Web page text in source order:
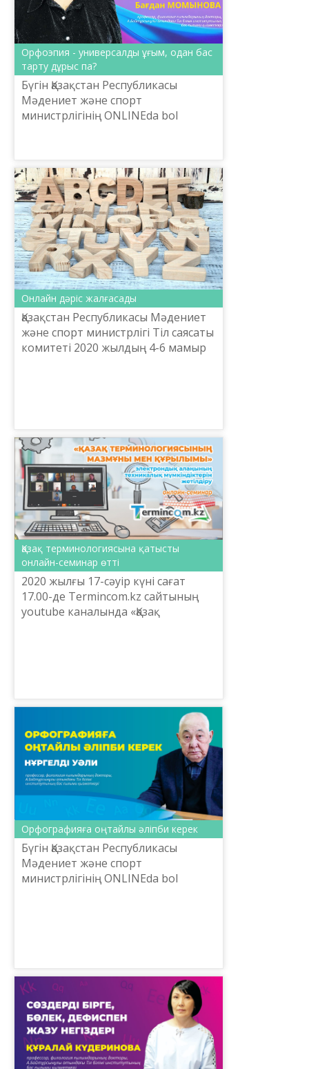
Орфоэпия - универсалды ұғым, одан бас
тарту дұрыс па?
Бүгін Қазақстан Республикасы
Мәдениет және спорт
министрлігінің ONLINEda bol
«Тіл-Қазына» ұлт...
Онлайн дәріс жалғасады
Қазақстан Республикасы Мәдениет
және спорт министрлігі Тіл саясаты
комитеті 2020 жылдың 4-6 мамыр
Қазақ терминологиясына қатысты
онлайн-семинар өтті
2020 жылғы 17-сәуір күні сағат
17.00-де Termincom.kz сайтының
youtube каналында «Қазақ
Орфографияға оңтайлы әліпби керек
Бүгін Қазақстан Республикасы
Мәдениет және спорт
министрлігінің ONLINEda bol